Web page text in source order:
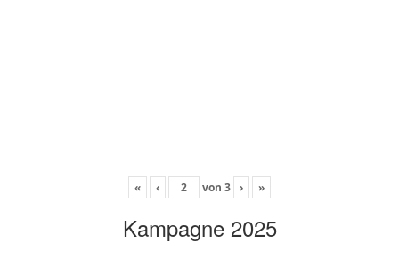
« ‹ von 3 › »
Kampagne 2025